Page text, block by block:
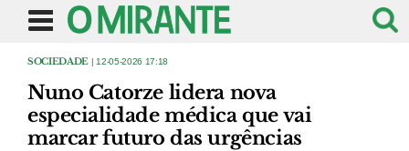
SOCIEDADE | 12-05-2026 17:18
Nuno Catorze lidera nova
especialidade médica que vai
marcar futuro das urgências